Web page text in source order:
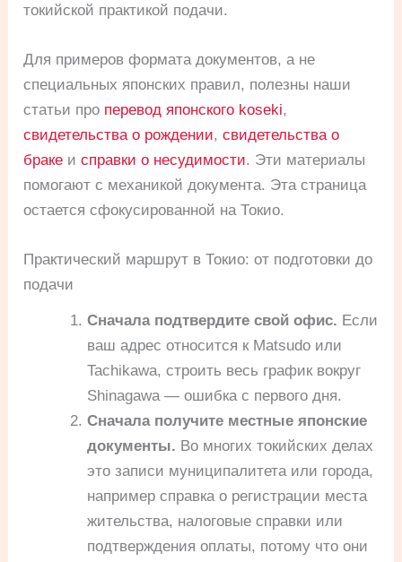
токийской практикой подачи.
Для примеров формата документов, а не
специальных японских правил, полезны наши
статьи про перевод японского koseki,
свидетельства о рождении,свидетельства о
браке исправки о несудимости. Эти материалы
помогают с механикой документа. Эта страница
остается сфокусированной на Токио.
Практический маршрут в Токио: от подготовки до
подачи
Сначала подтвердите свой офис. Если
ваш адрес относится к Matsudo или
Tachikawa, строить весь график вокруг
Shinagawa — ошибка с первого дня.
Сначала получите местные японские
документы. Во многих токийских делах
это записи муниципалитета или города,
например справка о регистрации места
жительства, налоговые справки или
подтверждения оплаты, потому что они